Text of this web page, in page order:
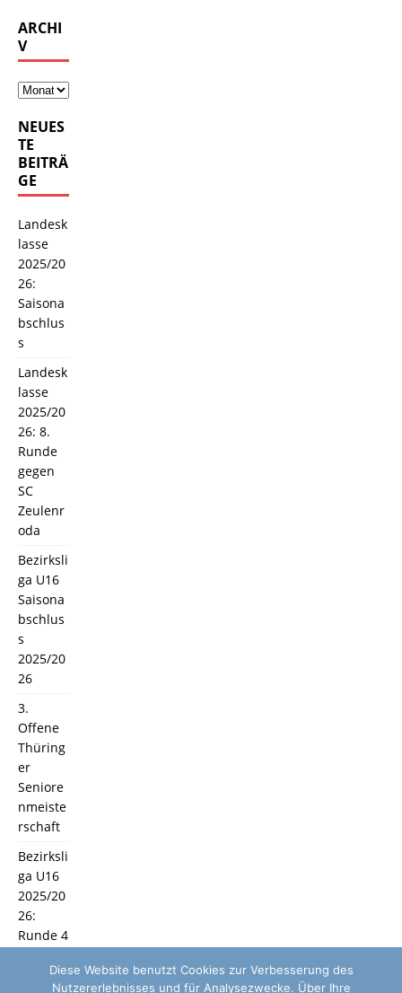
ARCHI
V
NEUES
TE
BEITRÄ
GE
Landesk
lasse
2025/20
26:
Saisona
bschlus
s
Landesk
lasse
2025/20
26: 8.
Runde
gegen
SC
Zeulenr
oda
Bezirksli
ga U16
Saisona
bschlus
s
2025/20
26
3.
Offene
Thüring
er
Seniore
nmeiste
rschaft
Bezirksli
ga U16
2025/20
26:
Runde 4
Diese Website benutzt Cookies zur Verbesserung des
Nutzererlebnisses und für Analysezwecke. Über Ihre